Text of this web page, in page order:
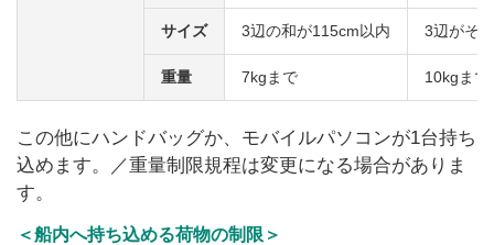
サイズ 3辺の和が115cm以内 3辺がそ
重量 7kgまで 10kgまで
この他にハンドバッグか、モバイルパソコンが1台持ち
込めます。／重量制限規程は変更になる場合がありま
す。
＜船内へ持ち込める荷物の制限＞